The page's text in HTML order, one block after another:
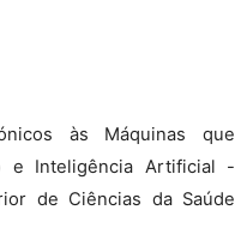
às Máquinas que
e Inteligência Artificial -
de Ciências da Saúde